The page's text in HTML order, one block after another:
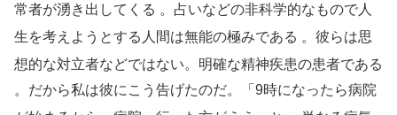
常者が湧き出してくる 。占いなどの非科学的なもので人
生を考えようとする人間は無能の極みである 。彼らは思
想的な対立者などではない。明確な精神疾患の患者である
。だから私は彼にこう告げたのだ。「9時になったら病院